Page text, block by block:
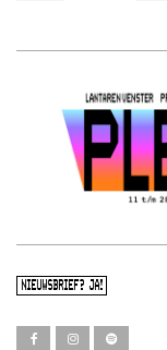
NIEUWSBRIEF? JA!